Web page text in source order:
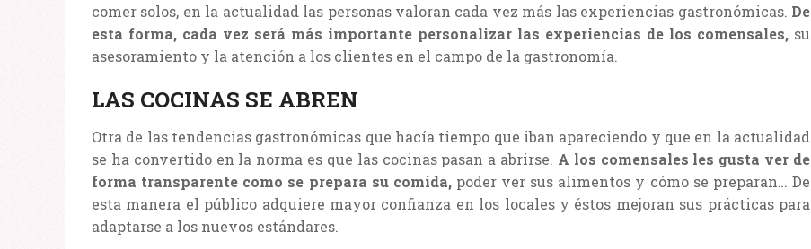
comer solos, en la actualidad las personas valoran cada vez más las experiencias gastronómicas. De
esta forma, cada vez será más importante personalizar las experiencias de los comensales, su
asesoramiento y la atención a los clientes en el campo de la gastronomía.
LAS COCINAS SE ABREN
Otra de las tendencias gastronómicas que hacía tiempo que iban apareciendo y que en la actualidad
se ha convertido en la norma es que las cocinas pasan a abrirse. A los comensales les gusta ver de
forma transparente como se prepara su comida,poder ver sus alimentos y cómo se preparan… De
esta manera el público adquiere mayor confianza en los locales y éstos mejoran sus prácticas para
adaptarse a los nuevos estándares.